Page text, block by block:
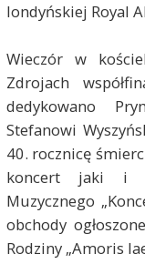
londyńskiej Royal
Wieczór w
Zdrojach
dedykowano
Stefanowi
40. rocznicę
koncert jaki i
Muzycznego
obchody
Rodziny „Amoris